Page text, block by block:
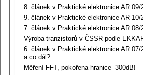
8. článek v Praktické elektronice AR 09/
9. článek v Praktické elektronice AR 10/
7. článek v Praktické elektronice AR 08/
Výroba tranzistorů v ČSSR podle
6. článek v Praktické elektronice AR 07/
a co dál?
Měření FFT, pokořena hranice -300dB!